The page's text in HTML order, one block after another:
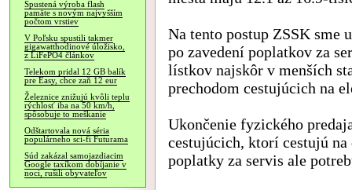
Spustená výroba flash
pamäte s novým najvyšším
počtom vrstiev
V Poľsku spustili takmer
gigawatthodinové úložisko,
z LiFePO4 článkov
Telekom pridal 12 GB balík
pre Easy, chce zaň 12 eur
Železnice znižujú kvôli teplu
rýchlosť iba na 50 km/h,
spôsobuje to meškanie
Odštartovala nová séria
populárneho sci-fi Futurama
Súd zakázal samojazdiacim
Google taxíkom dobíjanie v
noci, rušili obyvateľov
Na tento postup ZSSK sme
po zavedení poplatkov za
lístkov najskôr v menších
prechodom cestujúcich na
Ukončenie fyzického
cestujúcich, ktorí cestujú
poplatky za servis ale